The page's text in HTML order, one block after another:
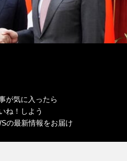
が気に入ったら
ね！しよう
の最新情報をお届け